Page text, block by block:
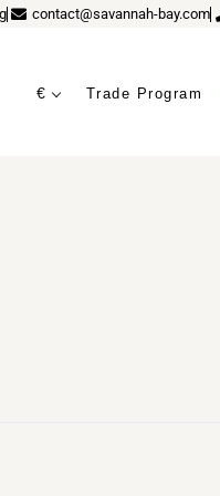
contact@savannah-bay.com
€ Trade Program